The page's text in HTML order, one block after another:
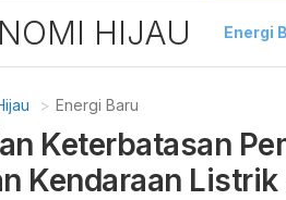
HIJAU Energi
Energi Baru
Keterbatasan
Kendaraan